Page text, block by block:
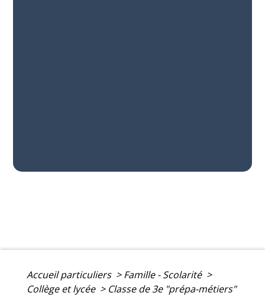
Accueil particuliers > Famille - Scolarité >
Collège et lycée > Classe de 3e "prépa-métiers"